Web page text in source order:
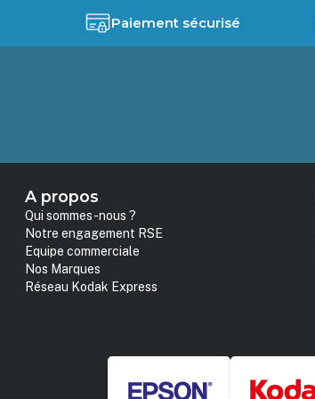
Paiement sécurisé
A propos
Qui sommes-nous ?
Notre engagement RSE
Equipe commerciale
Nos Marques
Réseau Kodak Express